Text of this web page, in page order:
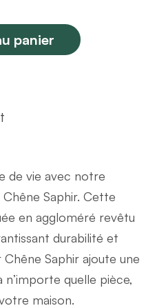
panier
de vie avec notre
Saphir. Cette
en aggloméré revêtu
durabilité et
Saphir ajoute une
quelle pièce,
maison.